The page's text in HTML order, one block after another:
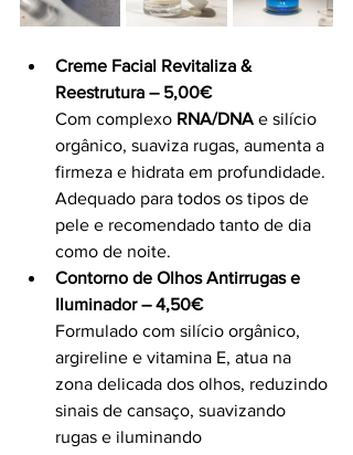
Creme Facial Revitaliza &
Reestrutura – 5,00€
Com complexo RNA/DNA e silício
orgânico, suaviza rugas, aumenta a
firmeza e hidrata em profundidade.
Adequado para todos os tipos de
pele e recomendado tanto de dia
como de noite.
Contorno de Olhos Antirrugas e
Iluminador – 4,50€
Formulado com silício orgânico,
argireline e vitamina E, atua na
zona delicada dos olhos, reduzindo
sinais de cansaço, suavizando
rugas e iluminando